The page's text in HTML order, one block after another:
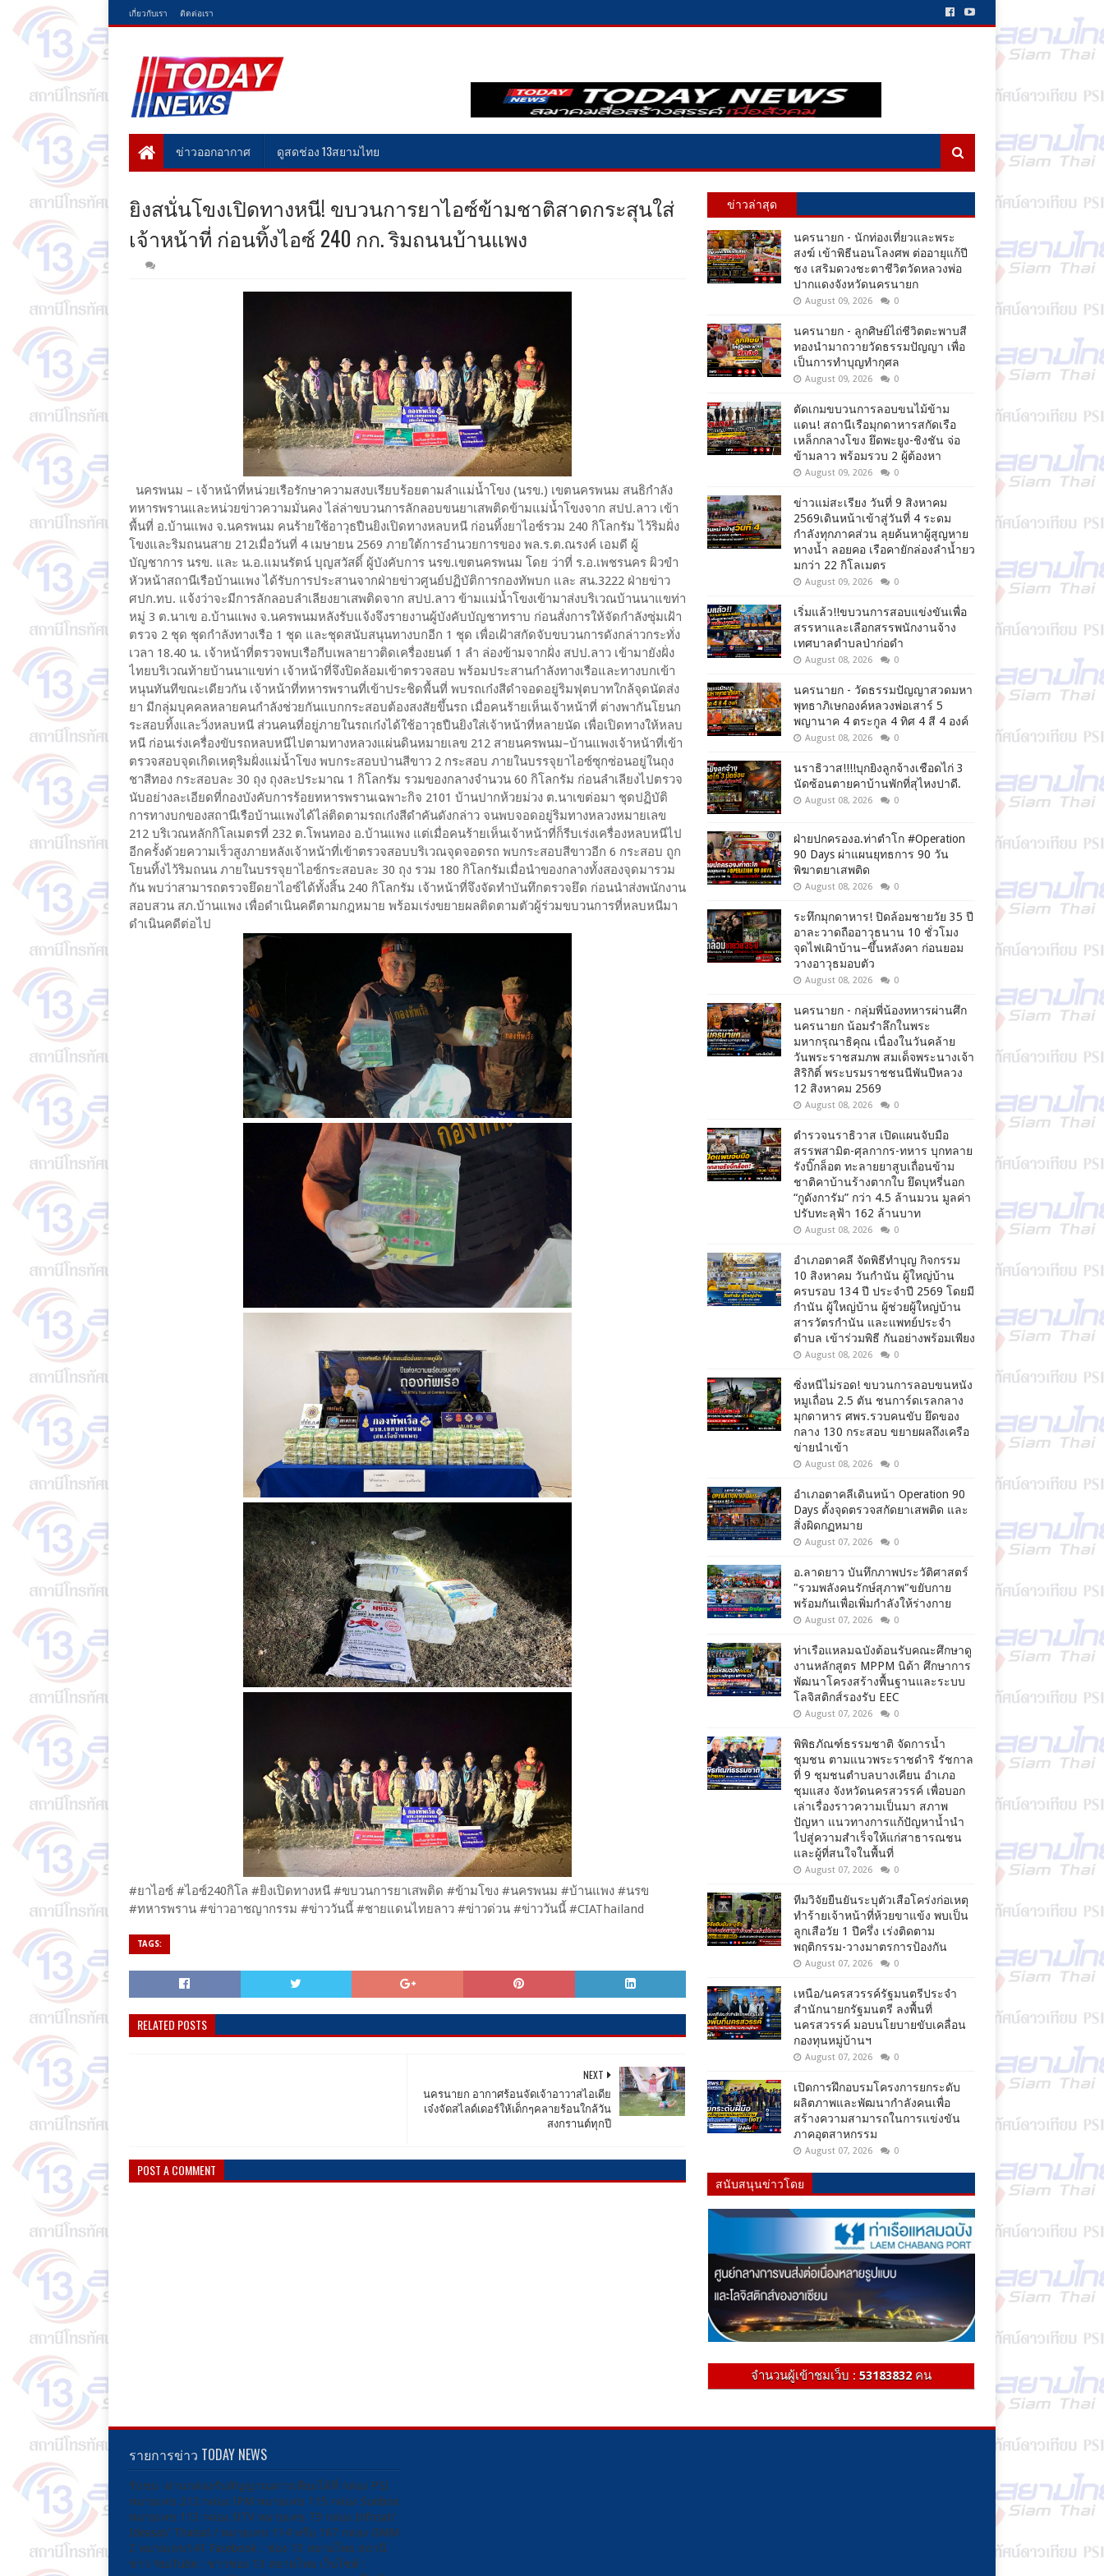
เกี่ยวกับเรา ติดต่อเรา
ข่าวออกอากาศ ดูสดช่อง 13สยามไทย
ยิงสนั่นโขงเปิดทางหนี! ขบวนการยาไอซ์ข้ามชาติสาดกระสุนใส่
เจ้าหน้าที่ ก่อนทิ้งไอซ์ 240 กก. ริมถนนบ้านแพง
นครพนม – เจ้าหน้าที่หน่วยเรือรักษาความสงบเรียบร้อยตามลำแม่น้ำโขง (นรข.) เขตนครพนม สนธิกำลัง
ทหารพรานและหน่วยข่าวความมั่นคง ไล่ล่าขบวนการลักลอบขนยาเสพติดข้ามแม่น้ำโขงจาก สปป.ลาว เข้า
พื้นที่ อ.บ้านแพง จ.นครพนม คนร้ายใช้อาวุธปืนยิงเปิดทางหลบหนี ก่อนทิ้งยาไอซ์รวม 240 กิโลกรัม ไว้ริมฝั่ง
โขงและริมถนนสาย 212เมื่อวันที่ 4 เมษายน 2569 ภายใต้การอำนวยการของ พล.ร.ต.ณรงค์ เอมดี ผู้
บัญชาการ นรข. และ น.อ.แมนรัตน์ บุญสวัสดิ์ ผู้บังคับการ นรข.เขตนครพนม โดย ว่าที่ ร.อ.เพชรนคร ผิวขำ
หัวหน้าสถานีเรือบ้านแพง ได้รับการประสานจากฝ่ายข่าวศูนย์ปฏิบัติการกองทัพบก และ สน.3222 ฝ่ายข่าว
ศปก.ทบ. แจ้งว่าจะมีการลักลอบลำเลียงยาเสพติดจาก สปป.ลาว ข้ามแม่น้ำโขงเข้ามาส่งบริเวณบ้านนาแขท่า
หมู่ 3 ต.นาเข อ.บ้านแพง จ.นครพนมหลังรับแจ้งจึงรายงานผู้บังคับบัญชาทราบ ก่อนสั่งการให้จัดกำลังซุ่มเฝ้า
ตรวจ 2 ชุด ชุดกำลังทางเรือ 1 ชุด และชุดสนับสนุนทางบกอีก 1 ชุด เพื่อเฝ้าสกัดจับขบวนการดังกล่าวกระทั่ง
เวลา 18.40 น. เจ้าหน้าที่ตรวจพบเรือกีบเพลายาวติดเครื่องยนต์ 1 ลำ ล่องข้ามจากฝั่ง สปป.ลาว เข้ามายังฝั่ง
ไทยบริเวณท้ายบ้านนาแขท่า เจ้าหน้าที่จึงปิดล้อมเข้าตรวจสอบ พร้อมประสานกำลังทางเรือและทางบกเข้า
หนุนทันทีขณะเดียวกัน เจ้าหน้าที่ทหารพรานที่เข้าประชิดพื้นที่ พบรถเก๋งสีดำจอดอยู่ริมฟุตบาทใกล้จุดนัดส่ง
ยา มีกลุ่มบุคคลหลายคนกำลังช่วยกันแบกกระสอบต้องสงสัยขึ้นรถ เมื่อคนร้ายเห็นเจ้าหน้าที่ ต่างพากันโยนก
ระสอบทิ้งและวิ่งหลบหนี ส่วนคนที่อยู่ภายในรถเก๋งได้ใช้อาวุธปืนยิงใส่เจ้าหน้าที่หลายนัด เพื่อเปิดทางให้หลบ
หนี ก่อนเร่งเครื่องขับรถหลบหนีไปตามทางหลวงแผ่นดินหมายเลข 212 สายนครพนม–บ้านแพงเจ้าหน้าที่เข้า
ตรวจสอบจุดเกิดเหตุริมฝั่งแม่น้ำโขง พบกระสอบป่านสีขาว 2 กระสอบ ภายในบรรจุยาไอซ์ซุกซ่อนอยู่ในถุง
ชาสีทอง กระสอบละ 30 ถุง ถุงละประมาณ 1 กิโลกรัม รวมของกลางจำนวน 60 กิโลกรัม ก่อนลำเลียงไปตรวจ
นับอย่างละเอียดที่กองบังคับการร้อยทหารพรานเฉพาะกิจ 2101 บ้านปากห้วยม่วง ต.นาเขต่อมา ชุดปฏิบัติ
การทางบกของสถานีเรือบ้านแพงได้ไล่ติดตามรถเก๋งสีดำคันดังกล่าว จนพบจอดอยู่ริมทางหลวงหมายเลข
212 บริเวณหลักกิโลเมตรที่ 232 ต.โพนทอง อ.บ้านแพง แต่เมื่อคนร้ายเห็นเจ้าหน้าที่ก็รีบเร่งเครื่องหลบหนีไป
อีกครั้งด้วยความเร็วสูงภายหลังเจ้าหน้าที่เข้าตรวจสอบบริเวณจุดจอดรถ พบกระสอบสีขาวอีก 6 กระสอบ ถูก
โยนทิ้งไว้ริมถนน ภายในบรรจุยาไอซ์กระสอบละ 30 ถุง รวม 180 กิโลกรัมเมื่อนำของกลางทั้งสองจุดมารวม
กัน พบว่าสามารถตรวจยึดยาไอซ์ได้ทั้งสิ้น 240 กิโลกรัม เจ้าหน้าที่จึงจัดทำบันทึกตรวจยึด ก่อนนำส่งพนักงาน
สอบสวน สภ.บ้านแพง เพื่อดำเนินคดีตามกฎหมาย พร้อมเร่งขยายผลติดตามตัวผู้ร่วมขบวนการที่หลบหนีมา
ดำเนินคดีต่อไป
#ยาไอซ์ #ไอซ์240กิโล #ยิงเปิดทางหนี #ขบวนการยาเสพติด #ข้ามโขง #นครพนม #บ้านแพง #นรข
#ทหารพราน #ข่าวอาชญากรรม #ข่าววันนี้ #ชายแดนไทยลาว #ข่าวด่วน #ข่าววันนี้ #CIAThailand
TAGS:
RELATED POSTS
NEXT
นครนายก อากาศร้อนจัดเจ้าอาวาสไอเดีย
เจ๋งจัดสไลด์เดอร์ให้เด็กๆคลายร้อนใกล้วัน
สงกรานต์ทุกปี
POST A COMMENT
ข่าวล่าสุด
นครนายก - นักท่องเที่ยวและพระ
สงฆ์ เข้าพิธีนอนโลงศพ ต่ออายุแก้ปี
ชง เสริมดวงชะตาชีวิตวัดหลวงพ่อ
ปากแดงจังหวัดนครนายก
August 09, 2026 0
นครนายก - ลูกศิษย์ไถ่ชีวิตตะพาบสี
ทองนำมาถวายวัดธรรมปัญญา เพื่อ
เป็นการทำบุญทำกุศล
August 09, 2026 0
ตัดเกมขบวนการลอบขนไม้ข้าม
แดน! สถานีเรือมุกดาหารสกัดเรือ
เหล็กกลางโขง ยึดพะยูง-ชิงชัน จ่อ
ข้ามลาว พร้อมรวบ 2 ผู้ต้องหา
August 09, 2026 0
ข่าวแม่สะเรียง วันที่ 9 สิงหาคม
2569เดินหน้าเข้าสู่วันที่ 4 ระดม
กำลังทุกภาคส่วน ลุยค้นหาผู้สูญหาย
ทางน้ำ ลอยคอ เรือคายักล่องลำน้ำยว
มกว่า 22 กิโลเมตร
August 09, 2026 0
เริ่มแล้ว!!ขบวนการสอบแข่งขันเพื่อ
สรรหาและเลือกสรรพนักงานจ้าง
เทศบาลตำบลป่าก่อดำ
August 08, 2026 0
นครนายก - วัดธรรมปัญญาสวดมหา
พุทธาภิเษกองค์หลวงพ่อเสาร์ 5
พญานาค 4 ตระกูล 4 ทิศ 4 สี 4 องค์
August 08, 2026 0
นราธิวาส!!!!บุกยิงลูกจ้างเชือดไก่ 3
นัดซ้อนตายคาบ้านพักที่สุไหงปาดี.
August 08, 2026 0
ฝ่ายปกครองอ.ท่าตำโก #Operation
90 Days ผ่าแผนยุทธการ 90 วัน
พิฆาตยาเสพติด
August 08, 2026 0
ระทึกมุกดาหาร! ปิดล้อมชายวัย 35 ปี
อาละวาดถืออาวุธนาน 10 ชั่วโมง
จุดไฟเผิาบ้าน–ขึ้นหลังคา ก่อนยอม
วางอาวุธมอบตัว
August 08, 2026 0
นครนายก - กลุ่มพี่น้องทหารผ่านศึก
นครนายก น้อมรำลึกในพระ
มหากรุณาธิคุณ เนื่องในวันคล้าย
วันพระราชสมภพ สมเด็จพระนางเจ้า
สิริกิติ์ พระบรมราชชนนีพันปีหลวง
12 สิงหาคม 2569
August 08, 2026 0
ตำรวจนราธิวาส เปิดแผนจับมือ
สรรพสามิต-ศุลกากร-ทหาร บุกทลาย
รังบิ๊กล็อต ทะลายยาสูบเถื่อนข้าม
ชาติคาบ้านร้างตากใบ ยึดบุหรี่นอก
“กูดังการัม” กว่า 4.5 ล้านมวน มูลค่า
ปรับทะลุฟ้า 162 ล้านบาท
August 08, 2026 0
อำเภอตาคลี จัดพิธีทำบุญ กิจกรรม
10 สิงหาคม วันกำนัน ผู้ใหญ่บ้าน
ครบรอบ 134 ปี ประจำปี 2569 โดยมี
กำนัน ผู้ใหญ่บ้าน ผู้ช่วยผู้ใหญ่บ้าน
สารวัตรกำนัน และแพทย์ประจำ
ตำบล เข้าร่วมพิธี กันอย่างพร้อมเพียง
August 08, 2026 0
ซิ่งหนีไม่รอด! ขบวนการลอบขนหนัง
หมูเถื่อน 2.5 ตัน ชนการ์ดเรลกลาง
มุกดาหาร ศพร.รวบคนขับ ยึดของ
กลาง 130 กระสอบ ขยายผลถึงเครือ
ข่ายนำเข้า
August 08, 2026 0
อำเภอตาคลีเดินหน้า Operation 90
Days ตั้งจุดตรวจสกัดยาเสพติด และ
สิ่งผิดกฏหมาย
August 07, 2026 0
อ.ลาดยาว บันทึกภาพประวัติศาสตร์
"รวมพลังคนรักษ์สุภาพ"ขยับกาย
พร้อมกันเพื่อเพิ่มกำลังให้ร่างกาย
August 07, 2026 0
ท่าเรือแหลมฉบังต้อนรับคณะศึกษาดู
งานหลักสูตร MPPM นิด้า ศึกษาการ
พัฒนาโครงสร้างพื้นฐานและระบบ
โลจิสติกส์รองรับ EEC
August 07, 2026 0
พิพิธภัณฑ์ธรรมชาติ จัดการน้ำ
ชุมชน ตามแนวพระราชดำริ รัชกาล
ที่ 9 ชุมชนตำบลบางเคียน อำเภอ
ชุมแสง จังหวัดนครสวรรค์ เพื่อบอก
เล่าเรื่องราวความเป็นมา สภาพ
ปัญหา แนวทางการแก้ปัญหาน้ำนำ
ไปสู่ความสำเร็จให้แก่สาธารณชน
และผู้ที่สนใจในพื้นที่
August 07, 2026 0
ทีมวิจัยยืนยันระบุตัวเสือโคร่งก่อเหตุ
ทำร้ายเจ้าหน้าที่ห้วยขาแข้ง พบเป็น
ลูกเสือวัย 1 ปีครึ่ง เร่งติดตาม
พฤติกรรม-วางมาตรการป้องกัน
August 07, 2026 0
เหนือ/นครสวรรค์รัฐมนตรีประจำ
สำนักนายกรัฐมนตรี ลงพื้นที่
นครสวรรค์ มอบนโยบายขับเคลื่อน
กองทุนหมู่บ้านฯ
August 07, 2026 0
เปิดการฝึกอบรมโครงการยกระดับ
ผลิตภาพและพัฒนากำลังคนเพื่อ
สร้างความสามารถในการแข่งขัน
ภาคอุตสาหกรรม
August 07, 2026 0
สนับสนุนข่าวโดย
จำนวนผู้เข้าชมเว็บ : 53183832 คน
รายการข่าว TODAY NEWS
รับชม -ผ่านกล่องรับสัญญาณดาวเทียมได้ที่ กล่อง PSI
หมายเลข 212 กล่อง IPM หมายเลข 115 กล่อง Sunbox
หมายเลข 113 กล่อง DTV หมายเลข 79 กล่อง Infosat/
Ideasat/ Thaisat / หมายเลข 114 หรือ 167 กล่อง GMM
Z หมายเลข141 Facebook : ช่อง 13 สยามไทย สถานี
ข่าว YouTube : ข่าวช่อง 13 สยามไทย เว็บไซต์ :